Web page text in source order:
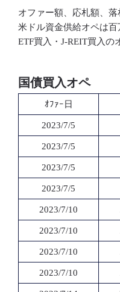
オファー額、応札額、落
米ドル資金供給オペは百
ETF買入・J-REIT買入の
国債買入オペ
ｵﾌｧｰ日
2023/7/5
2023/7/5
2023/7/5
2023/7/5
2023/7/10
2023/7/10
2023/7/10
2023/7/10